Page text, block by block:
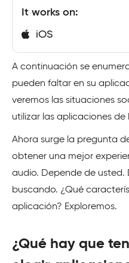
It works on:
iOS
A continuación se
pueden faltar en su
veremos las situaciones
utilizar las aplicaciones
Ahora surge la pregunta
obtener una mejor
audio. Depende de usted.
buscando. ¿Qué
aplicación? Exploremos.
¿Qué hay que